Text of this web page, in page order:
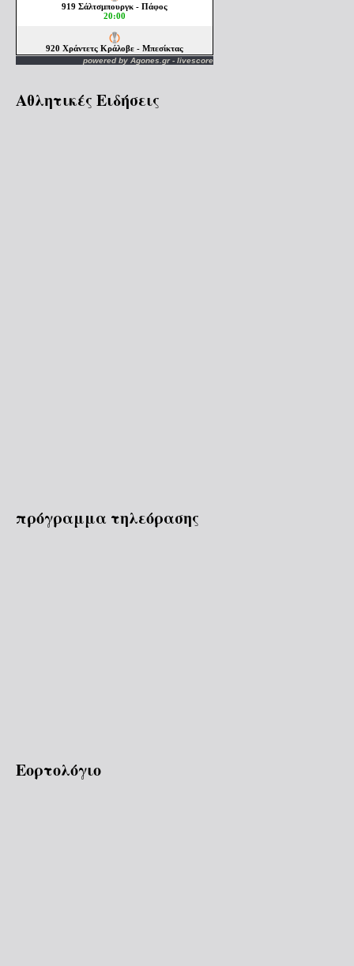
powered by Agones.gr- livescore
Αθλητικές Ειδήσεις
πρόγραμμα τηλεόρασης
Εορτολόγιο